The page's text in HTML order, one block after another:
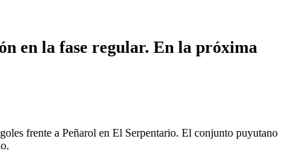
en la fase regular. En la próxima
frente a Peñarol en El Serpentario. El conjunto puyutano